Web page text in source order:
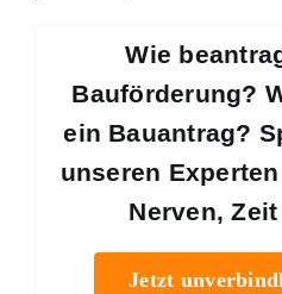
Wie
Bauförderung?
ein Bauantrag?
unseren
Nerven,
Jetzt